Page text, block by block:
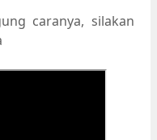
caranya, silakan